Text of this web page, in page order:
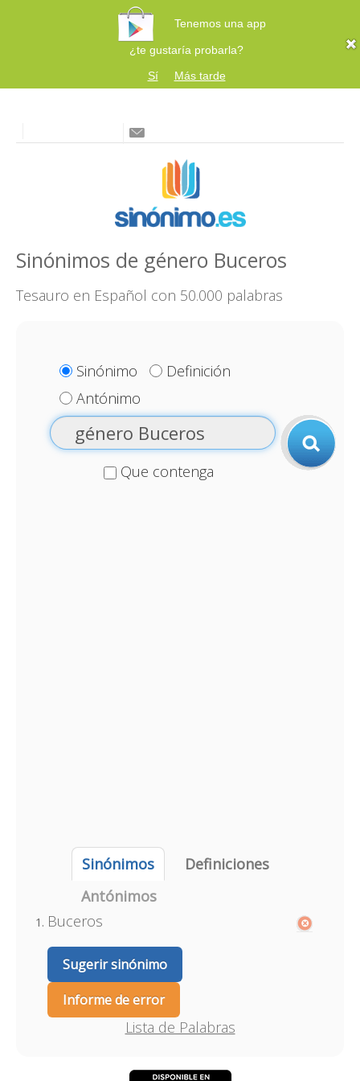
Tenemos una app
¿te gustaría probarla?
Sí
Más tarde
Sinónimos de género Buceros
Tesauro en Español con 50.000 palabras
Sinónimo
Definición
Antónimo
Que contenga
Sinónimos
Definiciones
Antónimos
Buceros
Sugerir sinónimo
Informe de error
Lista de Palabras